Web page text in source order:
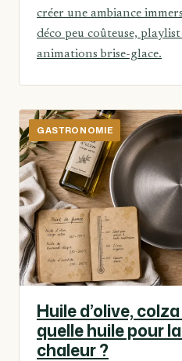
créer une ambiance
déco peu coûteuse,
animations brise-glace.
GASTRONOMIE
Huile d’olive,
quelle huile pour
chaleur ?